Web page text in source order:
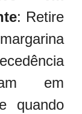
: Retire
em
quando